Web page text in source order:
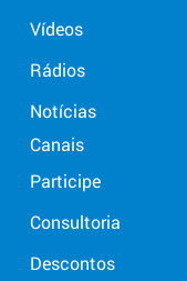
Vídeos
Rádios
Notícias
Canais
Participe
Consultoria
Descontos